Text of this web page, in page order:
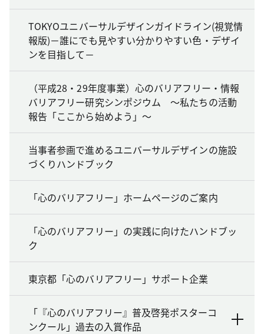
TOKYOユニバーサルデザインガイドライン(視覚情
報版)－誰にでも見やすい分かりやすい色・デザイ
ンを目指して－
（平成28・29年度事業）心のバリアフリー・情報
バリアフリー研究シンポジウム ～私たちの活動
報告「ここから始めよう」～
当事者参画で進めるユニバーサルデザインの施設
づくりハンドブック
「心のバリアフリー」ホームページのご案内
「心のバリアフリー」の実践に向けたハンドブッ
ク
東京都「心のバリアフリー」サポート企業
「『心のバリアフリー』普及啓発ポスターコ
ンクール」過去の入賞作品